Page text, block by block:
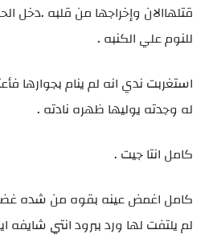
قتلهاالان وإخراجها من قلبه .دخل
للنوم علي الكنبه .
استغربت ندي انه لم ينام بجوارها
له وجدته يوليها ظهره نادته .
كامل انتا جيت .
كامل اغمض عينه بقوه من شده
لم يلتفت لها ورد ببرود انتي شايفه